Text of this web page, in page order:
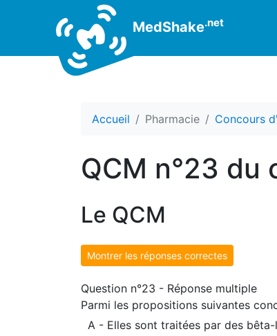
MedShake.net
Accueil Pharmacie Concours
QCM n°23
Le QCM
Montrer les réponses correctes
Question n°23 - Réponse multiple
Parmi les propositions suivantes
A - Elles sont traitées par des